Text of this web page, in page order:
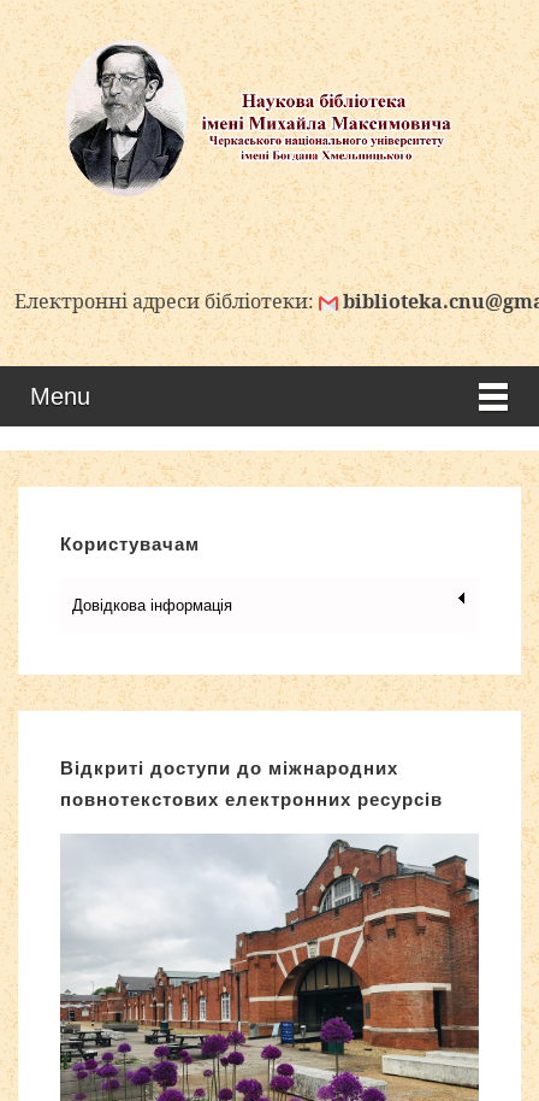
адреси бібліотеки:
Menu
Користувачам
Довідкова інформація
Відкриті доступи до міжнародних
повнотекстових електронних ресурсів